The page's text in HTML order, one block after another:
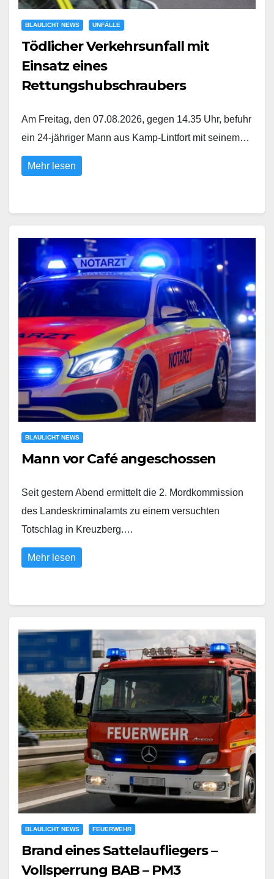
BLAULICHT NEWS UNFÄLLE
Tödlicher Verkehrsunfall mit
Einsatz eines
Rettungshubschraubers
Am Freitag, den 07.08.2026, gegen 14.35 Uhr, befuhr
ein 24-jähriger Mann aus Kamp-Lintfort mit seinem…
Mehr lesen
BLAULICHT NEWS
Mann vor Café angeschossen
Seit gestern Abend ermittelt die 2. Mordkommission
des Landeskriminalamts zu einem versuchten
Totschlag in Kreuzberg.…
Mehr lesen
BLAULICHT NEWS FEUERWEHR
Brand eines Sattelaufliegers –
Vollsperrung BAB – PM3